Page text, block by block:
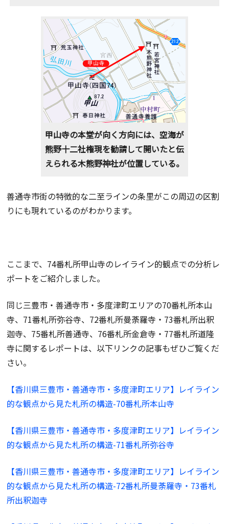
甲山寺の本堂が向く方向には、空海が
熊野十二社権現を勧請して開いたと伝
えられる木熊野神社が位置している。
善通寺市街の特徴的な二至ラインの条里がこの周辺の区割
りにも現れているのがわかります。
ここまで、74番札所甲山寺のレイライン的観点での分析レ
ポートをご紹介しました。
同じ三豊市・善通寺市・多度津町エリアの70番札所本山
寺、71番札所弥谷寺、72番札所曼荼羅寺・73番札所出釈
迦寺、75番札所善通寺、76番札所金倉寺・77番札所道隆
寺に関するレポートは、以下リンクの記事もぜひご覧くだ
さい。
【香川県三豊市・善通寺市・多度津町エリア】レイライン
的な観点から見た札所の構造-70番札所本山寺
【香川県三豊市・善通寺市・多度津町エリア】レイライン
的な観点から見た札所の構造-71番札所弥谷寺
【香川県三豊市・善通寺市・多度津町エリア】レイライン
的な観点から見た札所の構造-72番札所曼荼羅寺・73番札
所出釈迦寺